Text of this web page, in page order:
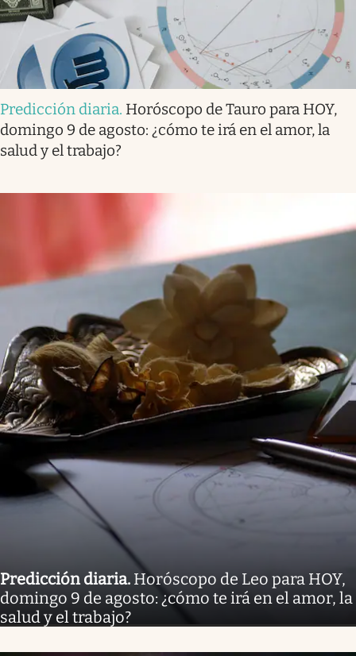
Predicción diaria. Horóscopo de Tauro para HOY,
domingo 9 de agosto: ¿cómo te irá en el amor, la
salud y el trabajo?
Predicción diaria. Horóscopo de Leo para HOY,
domingo 9 de agosto: ¿cómo te irá en el amor, la
salud y el trabajo?